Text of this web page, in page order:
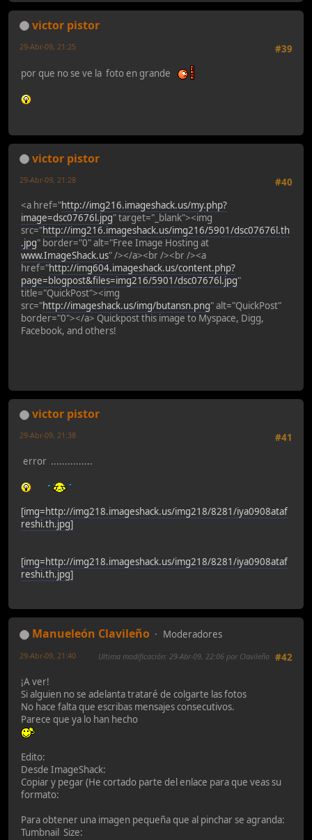
victor pistor
#39
29-Abr-09, 21:25
por que no se ve la foto en grande
victor pistor
#40
29-Abr-09, 21:28
<a href="http://img216.imageshack.us/my.php?
image=dsc07676l.jpg" target="_blank"><img
src="http://img216.imageshack.us/img216/5901/dsc07676l.th
.jpg" border="0" alt="Free Image Hosting at
www.ImageShack.us" /></a><br /><br /><a
href="http://img604.imageshack.us/content.php?
page=blogpost&files=img216/5901/dsc07676l.jpg"
title="QuickPost"><img
src="http://imageshack.us/img/butansn.png" alt="QuickPost"
border="0"></a> Quickpost this image to Myspace, Digg,
Facebook, and others!
victor pistor
#41
29-Abr-09, 21:38
error ...............
[img=http://img218.imageshack.us/img218/8281/iya0908ataf
reshi.th.jpg]
[img=http://img218.imageshack.us/img218/8281/iya0908ataf
reshi.th.jpg]
Manueleón Clavileño
Moderadores
#42
29-Abr-09, 21:40 Ultima modificación: 29-Abr-09, 22:06 por Clavileño
¡A ver!
Si alguien no se adelanta trataré de colgarte las fotos
No hace falta que escribas mensajes consecutivos.
Parece que ya lo han hecho
Edito:
Desde ImageShack:
Copiar y pegar (He cortado parte del enlace para que veas su
formato:
Para obtener una imagen pequeña que al pinchar se agranda:
Tumbnail Size: